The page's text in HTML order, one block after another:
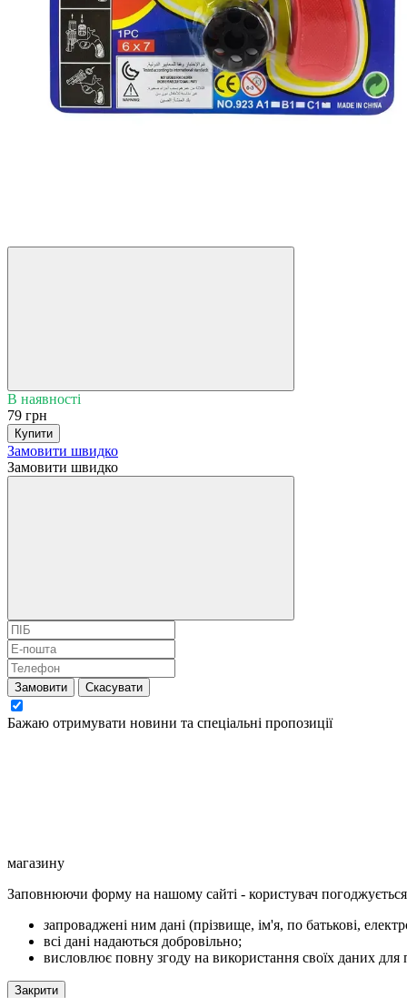
В наявності
79 грн
Купити
Замовити швидко
Замовити швидко
Замовити Скасувати
Бажаю отримувати новини та спеціальні пропозиції
магазину
Заповнюючи форму на нашому сайті - користувач
запроваджені ним дані (прізвище, ім'я, по батькові,
всі дані надаються добровільно;
висловлює повну згоду на використання своїх даних для
Закрити